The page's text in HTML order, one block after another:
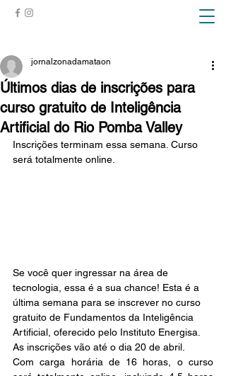
Últimos dias de inscrições para
curso gratuito de Inteligência
Artificial do Rio Pomba Valley
jornalzonadamataon
Inscrições terminam essa semana. Curso
será totalmente online.
Se você quer ingressar na área de
tecnologia, essa é a sua chance! Esta é a
última semana para se inscrever no curso
gratuito de Fundamentos da Inteligência
Artificial, oferecido pelo Instituto Energisa.
As inscrições vão até o dia 20 de abril.
Com carga horária de 16 horas, o curso